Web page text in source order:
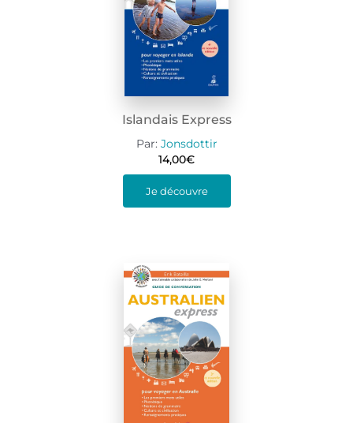
Islandais Express
Par: Jonsdottir
14,00€
Je découvre